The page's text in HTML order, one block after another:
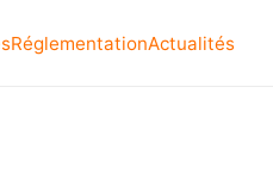
RéglementationActualités